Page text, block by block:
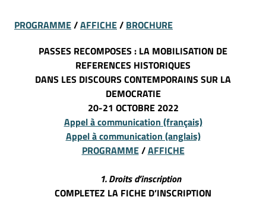
PROGRAMME/AFFICHE/ BROCHURE
PASSES RECOMPOSES : LA MOBILISATION DE
REFERENCES HISTORIQUES
DANS LES DISCOURS CONTEMPORAINS SUR LA
DEMOCRATIE
20-21 OCTOBRE 2022
Appel à communication (français)
Appel à communication (anglais)
PROGRAMME/AFFICHE
1. Droits d’inscription
COMPLETEZ LA FICHE D’INSCRIPTION